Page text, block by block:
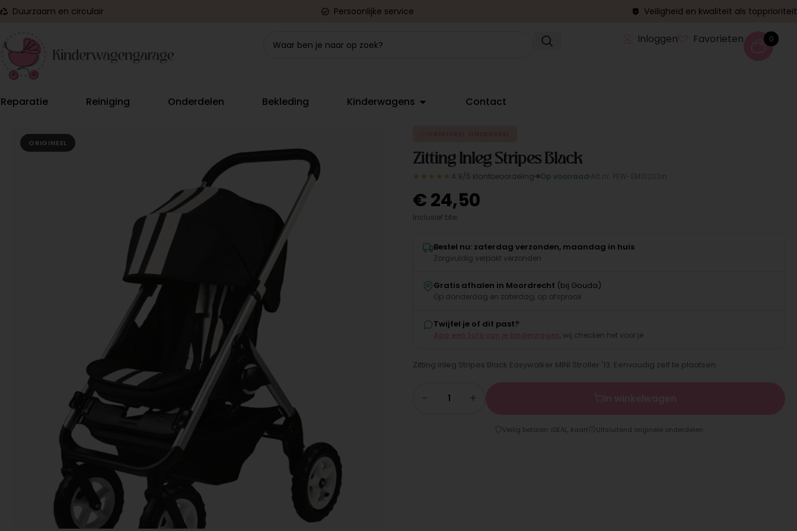
Duurzaam en circulair Persoonlijke service Veiligheid en kwaliteit als topprioriteit
Inloggen Favorieten 0
Reparatie Reiniging Onderdelen Bekleding Kinderwagens Contact
ORIGINEEL
Zitting Inleg Stripes Black
★★★★★ 4.9/5 klantbeoordeling Op voorraad
€24,50
Inclusief btw
Bestel nu: zaterdag verzonden, maandag in huis
Zorgvuldig verpakt verzonden
Gratis afhalen in Moordrecht (bij Gouda)
Op donderdag en zaterdag, op afspraak
Twijfel je of dit past?
, wij checken het voor je
Zitting inleg Stripes Black Easywalker MINI Stroller '13. Eenvoudig zelf te plaatsen.
− +
Veilig betalen: iDEAL, kaart Uitsluitend originele onderdelen